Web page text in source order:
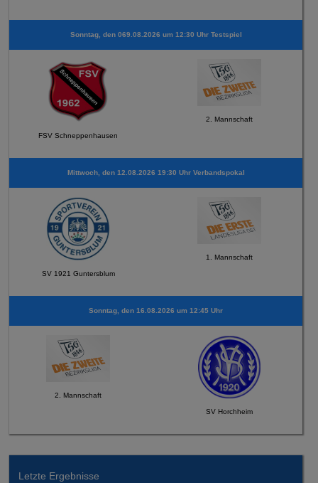
Sonntag, den 069.08.2026 um 12:30 Uhr Testspiel
FSV Schneppenhausen
2. Mannschaft
Mittwoch, den 12.08.2026 19:30 Uhr Verbandspokal
SV 1921 Guntersblum
1. Mannschaft
Sonntag, den 16.08.2026 um 12:45 Uhr
2. Mannschaft
SV Horchheim
Letzte Ergebnisse